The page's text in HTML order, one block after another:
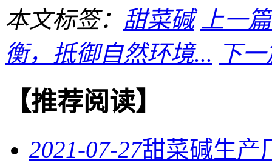
本文标签： 甜菜碱 上一
衡，抵御自然环境... 下
【推荐阅读】
2021-07-27甜菜碱生产